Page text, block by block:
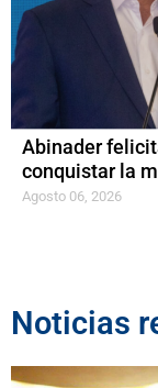
Abinader
conquistar la
Agosto 06, 2026
Noticias